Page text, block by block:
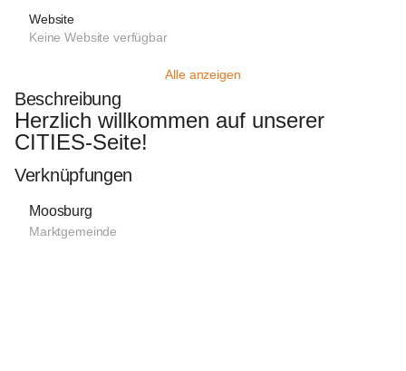
Website
Keine Website verfügbar
Alle anzeigen
Beschreibung
Herzlich willkommen auf unserer
CITIES-Seite!
Verknüpfungen
Moosburg
Marktgemeinde